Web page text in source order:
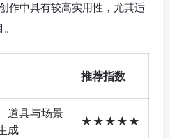
作中具有较高实用性，尤其适
推荐指数
道具与场景
成
★★★★★